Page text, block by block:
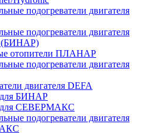
подогреватели двигателя
подогреватели двигателя
отопители ПЛАНАР
подогреватели двигателя
двигателя DEFA
для БИНАР
для СЕВЕРМАКС
подогреватели двигателя